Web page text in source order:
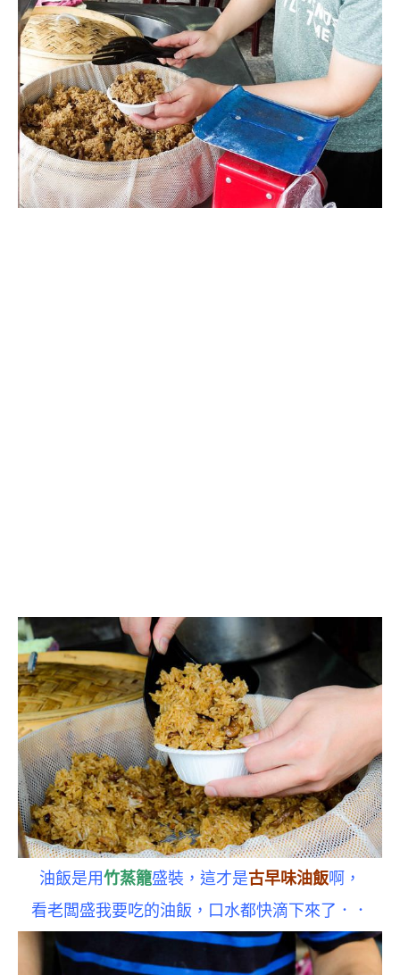
油飯是用竹蒸籠盛裝，這才是古早味油飯啊，
看老闆盛我要吃的油飯，口水都快滴下來了．．